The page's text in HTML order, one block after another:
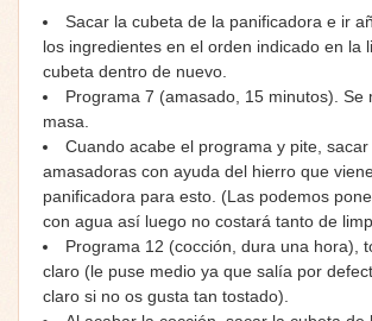
Sacar la cubeta de la panificadora e ir
los ingredientes en el orden indicado en la
cubeta dentro de nuevo.
Programa 7 (amasado, 15 minutos). Se
masa.
Cuando acabe el programa y pite,
amasadoras con ayuda del hierro que
panificadora para esto. (Las podemos
con agua así luego no costará tanto de
Programa 12 (cocción, dura una hora),
claro (le puse medio ya que salía por
claro si no os gusta tan tostado).